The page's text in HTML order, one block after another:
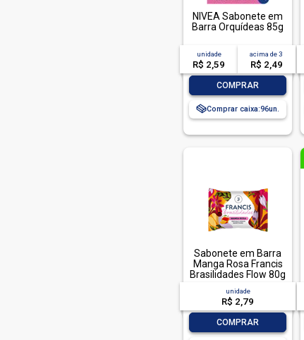
NIVEA Sabonete em
Barra Orquídeas 85g
unidade
R$ 2,59
acima de3
R$ 2,49
COMPRAR
Comprar caixa:96
Sabonete em Barra
Manga Rosa Francis
Brasilidades Flow 80g
unidade
R$ 2,79
COMPRAR